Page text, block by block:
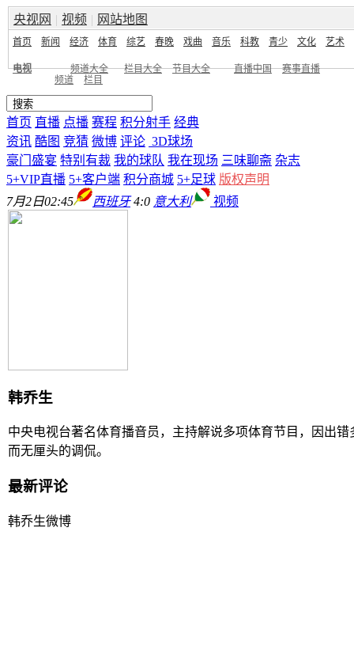
央视网 | 视频 | 网站地图
首页 新闻 经济 体育 综艺 春晚 戏曲 音乐 科教 青少 文化 艺术
电视 频道大全 栏目大全 节目大全 直播中国
赛事直播
频道
栏目
首页 直播 点播 赛程 积分射手 经典
资讯 酷图 竞猜 微博 评论 3D球场
豪门盛宴 特别有裁 我的球队 我在现场 三味聊斋 杂志
5+VIP直播 5+客户端 积分商城 5+足球 版权声明
7月2日02:45
西班牙4:0 意大利 视频
韩乔生
中央电视台著名体育播音员，主持解说多项体育节目，因出
而无厘头的调侃。
最新评论
韩乔生微博